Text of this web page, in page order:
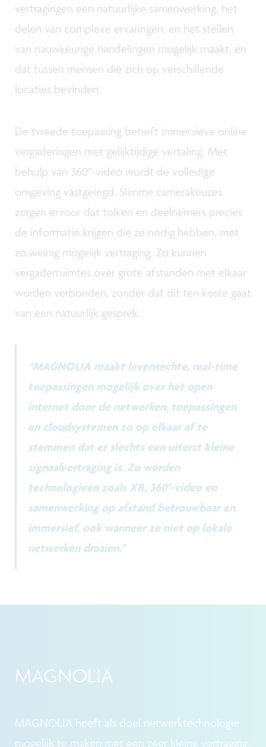
vertragingen een natuurlijke samenwerking, het
delen van complexe ervaringen, en het stellen
van nauwkeurige handelingen mogelijk maakt, en
dat tussen mensen die zich op verschillende
locaties bevinden.
De tweede toepassing betreft immersieve online
vergaderingen met gelijktijdige vertaling. Met
behulp van 360°-video wordt de volledige
omgeving vastgelegd. Slimme camerakeuzes
zorgen ervoor dat tolken en deelnemers precies
de informatie krijgen die ze nodig hebben, met
zo weinig mogelijk vertraging. Zo kunnen
vergaderruimtes over grote afstanden met elkaar
worden verbonden, zonder dat dit ten koste gaat
van een natuurlijk gesprek.
“MAGNOLIA maakt levensechte, real-time
toepassingen mogelijk over het open
internet door de netwerken, toepassingen
en cloudsystemen zo op elkaar af te
stemmen dat er slechts een uiterst kleine
signaalvertraging is. Zo worden
technologieën zoals XR, 360°-video en
samenwerking op afstand betrouwbaar en
immersief, ook wanneer ze niet op lokale
netwerken draaien.”
MAGNOLIA
MAGNOLIA heeft als doel netwerktechnologie
mogelijk te maken met een zeer kleine vertraging,